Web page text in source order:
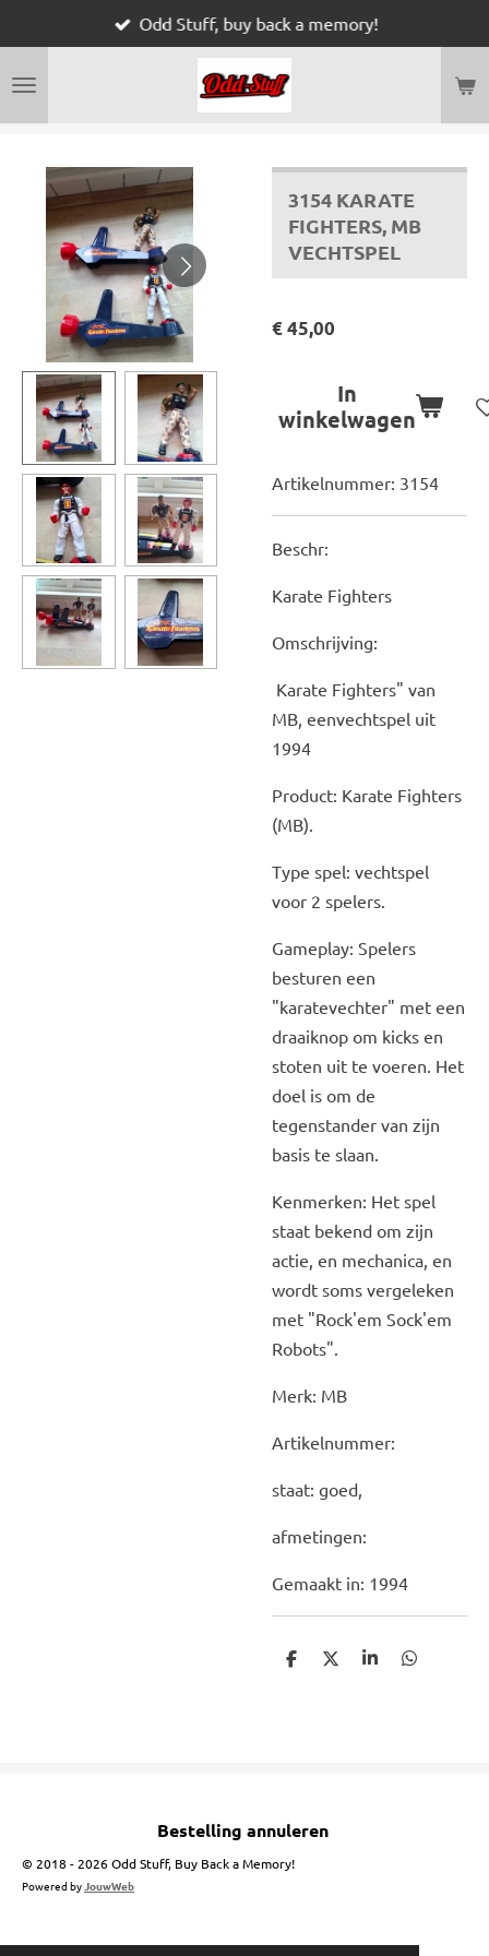
naar
Odd Stuff, buy back a memory!
3154 KARATE
FIGHTERS, MB
VECHTSPEL
€ 45,00
In
winkelwagen
Artikelnummer: 3154
Beschr:
Karate Fighters
Omschrijving:
Karate Fighters" van
MB, eenvechtspel uit
1994
Product: Karate Fighters
(MB).
Type spel: vechtspel
voor 2 spelers.
Gameplay: Spelers
besturen een
"karatevechter" met een
draaiknop om kicks en
stoten uit te voeren. Het
doel is om de
tegenstander van zijn
basis te slaan.
Kenmerken: Het spel
staat bekend om zijn
actie, en mechanica, en
wordt soms vergeleken
met "Rock'em Sock'em
Robots".
Merk: MB
Artikelnummer:
staat: goed,
afmetingen:
Gemaakt in: 1994
D
D
S
D
Bestelling annuleren
© 2018 - 2026 Odd Stuff, Buy Back a Memory!
Powered byJouwWeb